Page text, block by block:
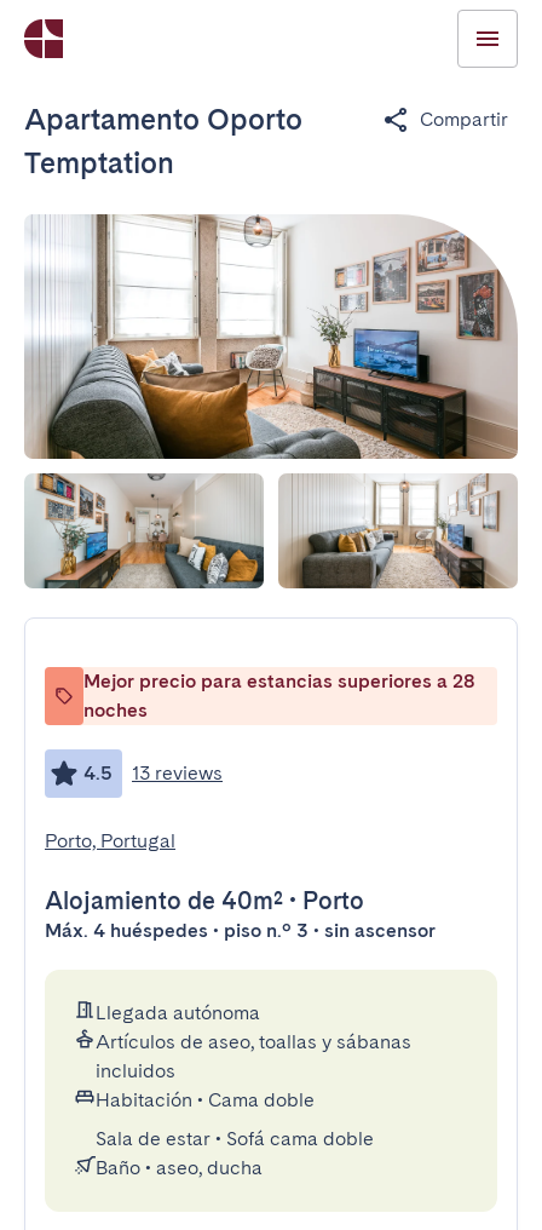
Apartamento Oporto
Temptation
Compartir
Mejor precio para estancias superiores a 28
noches
4.5 13 reviews
Porto, Portugal
Alojamiento de 40m² • Porto
Máx. 4 huéspedes • piso n.º 3 • sin ascensor
Llegada autónoma
Artículos de aseo, toallas y sábanas
incluidos
Habitación • Cama doble
Sala de estar • Sofá cama doble
Baño • aseo, ducha